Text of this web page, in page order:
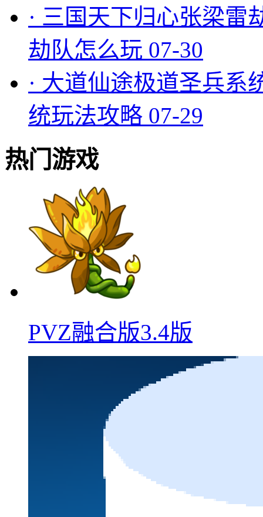
· 三国天下归心张梁雷
劫队怎么玩 07-30
· 大道仙途极道圣兵系
统玩法攻略 07-29
热门游戏
PVZ融合版3.4版